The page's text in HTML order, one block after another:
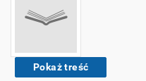
Pokaż treść